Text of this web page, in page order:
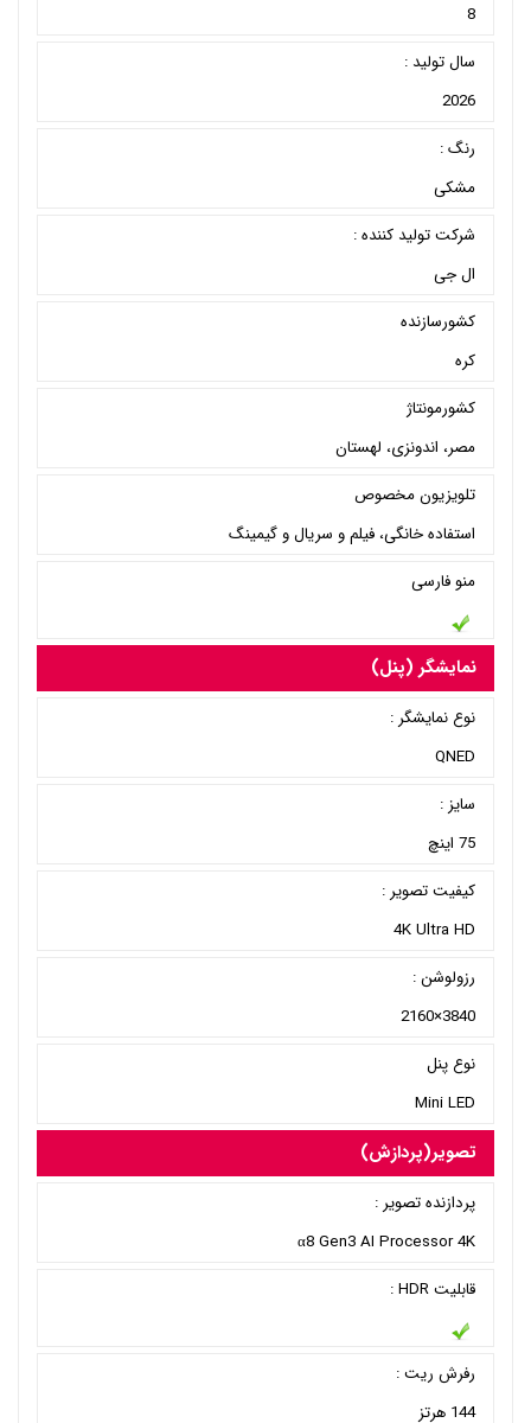
8
سال تولید :
2026
رنگ :
مشکی
شرکت تولید کننده :
ال جی
کشورسازنده
کره
کشورمونتاژ
مصر، اندونزی، لهستان
تلویزیون مخصوص
استفاده خانگی، فیلم و سریال و گیمینگ
منو فارسی
نمایشگر (پنل)
نوع نمایشگر :
QNED
سایز :
75 اینچ
کیفیت تصویر :
4K Ultra HD
رزولوشن :
3840×2160
نوع پنل
Mini LED
تصویر(پردازش)
پردازنده تصویر :
α8 Gen3 AI Processor 4K
قابلیت HDR :
رفرش ریت :
144 هرتز